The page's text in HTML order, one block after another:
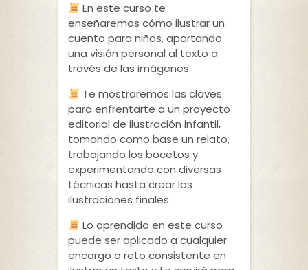
En este curso te
enseñaremos cómo ilustrar un
cuento para niños, aportando
una visión personal al texto a
través de las imágenes.
Te mostraremos las claves
para enfrentarte a un proyecto
editorial de ilustración infantil,
tomando como base un relato,
trabajando los bocetos y
experimentando con diversas
técnicas hasta crear las
ilustraciones finales.
Lo aprendido en este curso
puede ser aplicado a cualquier
encargo o reto consistente en